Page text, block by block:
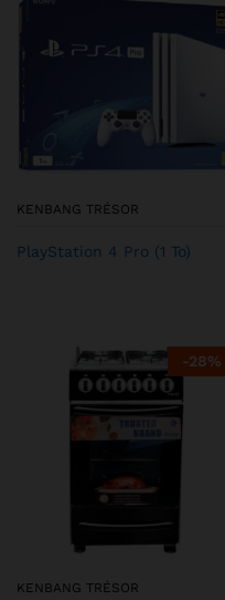
KENBANG TRÉSOR
PlayStation 4 Pro (1 To)
-28%
KENBANG TRÉSOR